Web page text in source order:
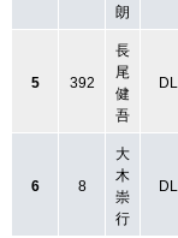
朗
5 392
長
尾
健
吾
DL
6 8
大
木
崇
行
DL